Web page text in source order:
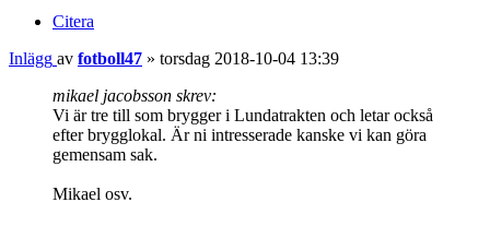
Citera
Inlägg av fotboll47 » torsdag 2018-10-04 13:39
mikael jacobsson skrev:
Vi är tre till som brygger i Lundatrakten och letar också
efter brygglokal. Är ni intresserade kanske vi kan göra
gemensam sak.
Mikael osv.